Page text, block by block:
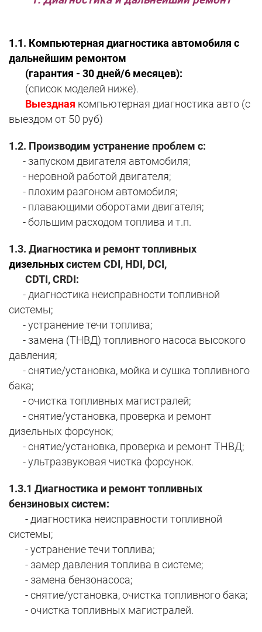
1.1. Компьютерная диагностика автомобиля с
дальнейшим ремонтом
(гарантия - 30 дней/6 месяцев):
(список моделей ниже).
Выездная компьютерная диагностика авто (с
выездом от 50 руб)
1.2. Производим устранение проблем с:
- запуском двигателя автомобиля;
- неровной работой двигателя;
- плохим разгоном автомобиля;
- плавающими оборотами двигателя;
- большим расходом топлива и т.п.
1.3. Диагностика и ремонт топливных
дизельныхсистем CDI, HDI, DCI,
CDTI, CRDI:
- диагностика неисправности топливной
системы;
- устранение течи топлива;
- замена (ТНВД) топливного насоса высокого
давления;
- снятие/установка, мойка и сушка топливного
бака;
- очистка топливных магистралей;
- снятие/установка, проверка и ремонт
дизельных форсунок;
- снятие/установка, проверка и ремонт ТНВД;
- ультразвуковая чистка форсунок.
1.3.1 Диагностика и ремонт топливных
бензиновых систем:
- диагностика неисправности топливной
системы;
- устранение течи топлива;
- замер давления топлива в системе;
- замена бензонасоса;
- снятие/установка, очистка топливного бака;
- очистка топливных магистралей.